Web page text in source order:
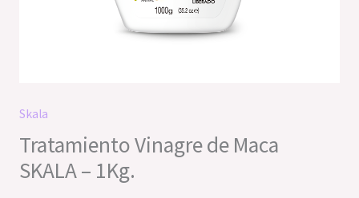
Skala
Tratamiento Vinagre de Maca
SKALA – 1Kg.